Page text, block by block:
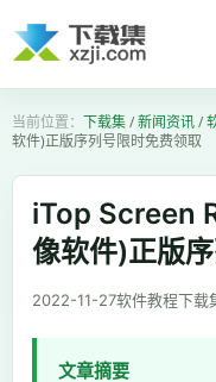
下载集/新闻资讯/
软件)正版序列号限时免费领取
iTop Screen
像软件)正版
2022-11-27软件教程下载
文章摘要